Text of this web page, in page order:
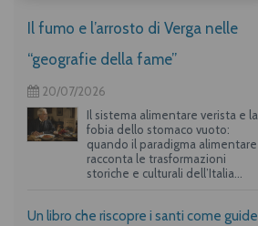
Il fumo e l’arrosto di Verga nelle
“geografie della fame”
20/07/2026
Il sistema alimentare verista e la
fobia dello stomaco vuoto:
quando il paradigma alimentare
racconta le trasformazioni
storiche e culturali dell’Italia
Un libro che riscopre i santi come guide